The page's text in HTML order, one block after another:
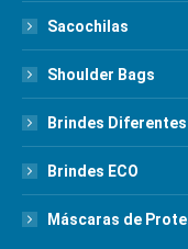
Sacochilas
Shoulder Bags
Brindes Diferentes
Brindes ECO
Máscaras de